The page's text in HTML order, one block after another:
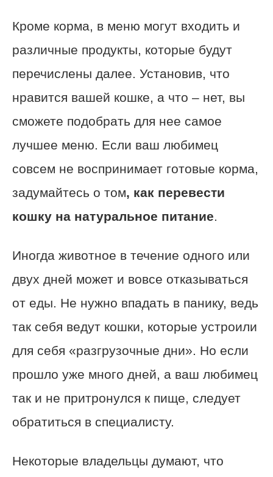
Кроме корма, в меню могут входить и
различные продукты, которые будут
перечислены далее. Установив, что
нравится вашей кошке, а что – нет, вы
сможете подобрать для нее самое
лучшее меню. Если ваш любимец
совсем не воспринимает готовые корма,
задумайтесь о том, как перевести
кошку на натуральное питание.
Иногда животное в течение одного или
двух дней может и вовсе отказываться
от еды. Не нужно впадать в панику, ведь
так себя ведут кошки, которые устроили
для себя «разгрузочные дни». Но если
прошло уже много дней, а ваш любимец
так и не притронулся к пище, следует
обратиться в специалисту.
Некоторые владельцы думают, что